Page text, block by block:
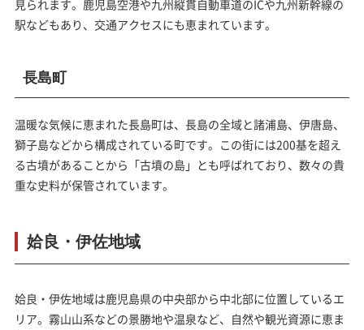
見られます。鹿児島空港や九州縦貫自動車道のICや九州新幹線の
駅などもあり、交通アクセスにも恵まれています。
長島町
温暖な気候に恵まれた長島町は、長島の全域と諸浦島、伊唐島、
獅子島などから構成されている町です。この街には200基を超え
る古墳があることから「古墳の島」とも呼ばれており、数々の貴
重な史料が保管されています。
姶良・伊佐地域
姶良・伊佐地域は鹿児島県の中央部から中北部に位置しているエ
リア。霧山山系などの景勝地や温泉など、自然や観光資源に恵ま